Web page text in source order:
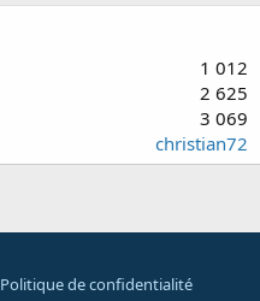
1 012
2 625
3 069
christian72
Politique de confidentialité